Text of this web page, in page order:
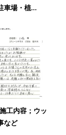
車場・植...
工内容；ウッ
など